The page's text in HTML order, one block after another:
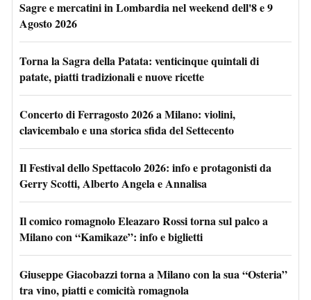
Sagre e mercatini in Lombardia nel weekend dell'8 e 9
Agosto 2026
Torna la Sagra della Patata: venticinque quintali di
patate, piatti tradizionali e nuove ricette
Concerto di Ferragosto 2026 a Milano: violini,
clavicembalo e una storica sfida del Settecento
Il Festival dello Spettacolo 2026: info e protagonisti da
Gerry Scotti, Alberto Angela e Annalisa
Il comico romagnolo Eleazaro Rossi torna sul palco a
Milano con “Kamikaze”: info e biglietti
Giuseppe Giacobazzi torna a Milano con la sua “Osteria”
tra vino, piatti e comicità romagnola